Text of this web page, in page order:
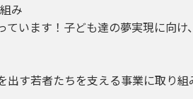
み
います！子ども達の夢実現に向け
す若者たちを支える事業に取り組